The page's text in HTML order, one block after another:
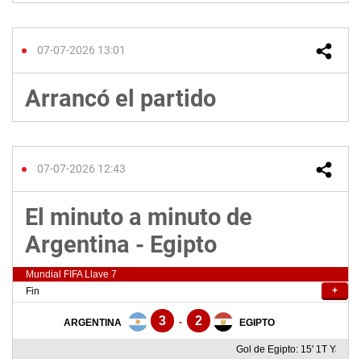
07-07-2026 13:01
Arrancó el partido
07-07-2026 12:43
El minuto a minuto de
Argentina - Egipto